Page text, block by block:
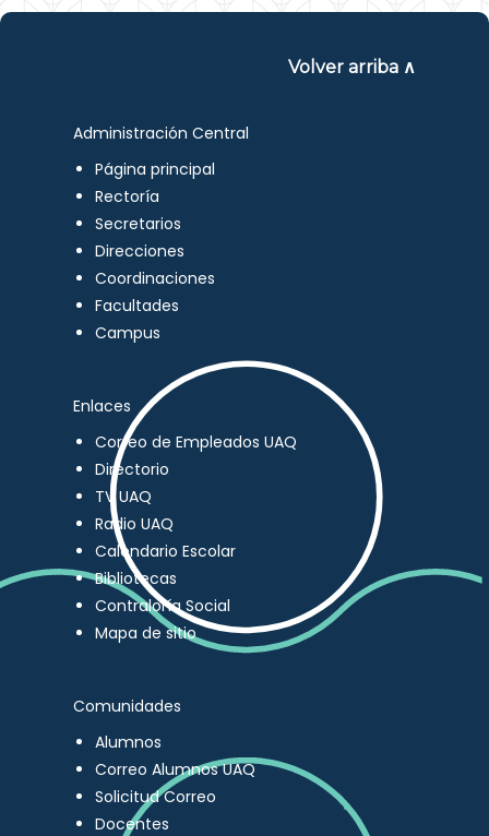
Volver arriba ∧
Administración Central
Página principal
Rectoría
Secretarios
Direcciones
Coordinaciones
Facultades
Campus
Enlaces
Correo de Empleados UAQ
Directorio
TV UAQ
Radio UAQ
Calendario Escolar
Bibliotecas
Contraloría Social
Mapa de sitio
Comunidades
Alumnos
Correo Alumnos UAQ
Solicitud Correo
Docentes